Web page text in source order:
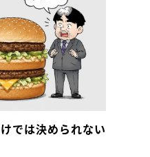
では決められない